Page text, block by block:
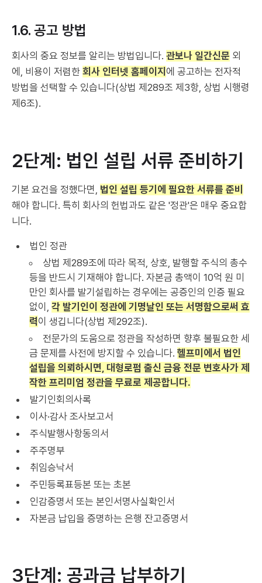
1.6. 공고 방법
회사의 중요 정보를 알리는 방법입니다. 관보나 일간신문 외
에, 비용이 저렴한 회사 인터넷 홈페이지 에 공고하는 전자적
방법을 선택할 수 있습니다(상법 제289조 제3항, 상법 시행령
제6조).
2단계: 법인 설립 서류 준비하기
기본 요건을 정했다면, 법인 설립 등기에 필요한 서류를 준비
해야 합니다. 특히 회사의 헌법과도 같은 '정관'은 매우 중요합
니다.
법인 정관
상법 제289조에 따라 목적, 상호, 발행할 주식의 총수
등을 반드시 기재해야 합니다. 자본금 총액이 10억 원 미
만인 회사를 발기설립하는 경우에는 공증인의 인증 필요
없이, 각 발기인이 정관에 기명날인 또는 서명함으로써 효
력이 생깁니다(상법 제292조).
전문가의 도움으로 정관을 작성하면 향후 불필요한 세
금 문제를 사전에 방지할 수 있습니다. 헬프미에서 법인
설립을 의뢰하시면, 대형로펌 출신 금융 전문 변호사가 제
작한 프리미엄 정관을 무료로 제공합니다.
발기인회의사록
이사·감사 조사보고서
주식발행사항동의서
주주명부
취임승낙서
주민등록표등본 또는 초본
인감증명서 또는 본인서명사실확인서
자본금 납입을 증명하는 은행 잔고증명서
3단계: 공과금 납부하기